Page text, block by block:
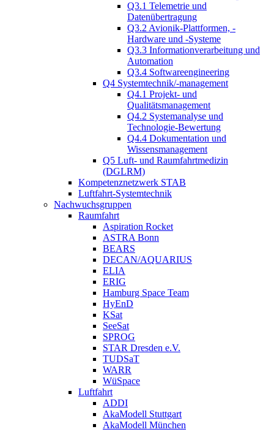
Q3.1 Telemetrie und
Datenübertragung
Q3.2 Avionik-Plattformen, -
Hardware und -Systeme
Q3.3 Informationverarbeitung und
Automation
Q3.4 Softwareengineering
Q4 Systemtechnik/-management
Q4.1 Projekt- und
Qualitätsmanagement
Q4.2 Systemanalyse und
Technologie-Bewertung
Q4.4 Dokumentation und
Wissensmanagement
Q5 Luft- und Raumfahrtmedizin
(DGLRM)
Kompetenznetzwerk STAB
Luftfahrt-Systemtechnik
Nachwuchsgruppen
Raumfahrt
Aspiration Rocket
ASTRA Bonn
BEARS
DECAN/AQUARIUS
ELIA
ERIG
Hamburg Space Team
HyEnD
KSat
SeeSat
SPROG
STAR Dresden e.V.
TUDSaT
WARR
WüSpace
Luftfahrt
ADDI
AkaModell Stuttgart
AkaModell München